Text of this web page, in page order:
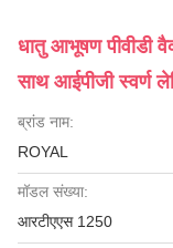
धातु आभूषण पीवीडी
साथ आईपीजी स्वर्ण
ब्रांड नाम:
ROYAL
मॉडल संख्या:
आरटीएएस 1250